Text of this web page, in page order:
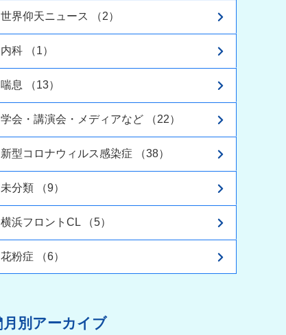
世界仰天ニュース （2）
内科 （1）
喘息 （13）
学会・講演会・メディアなど （22）
新型コロナウィルス感染症 （38）
未分類 （9）
横浜フロントCL （5）
花粉症 （6）
月別アーカイブ